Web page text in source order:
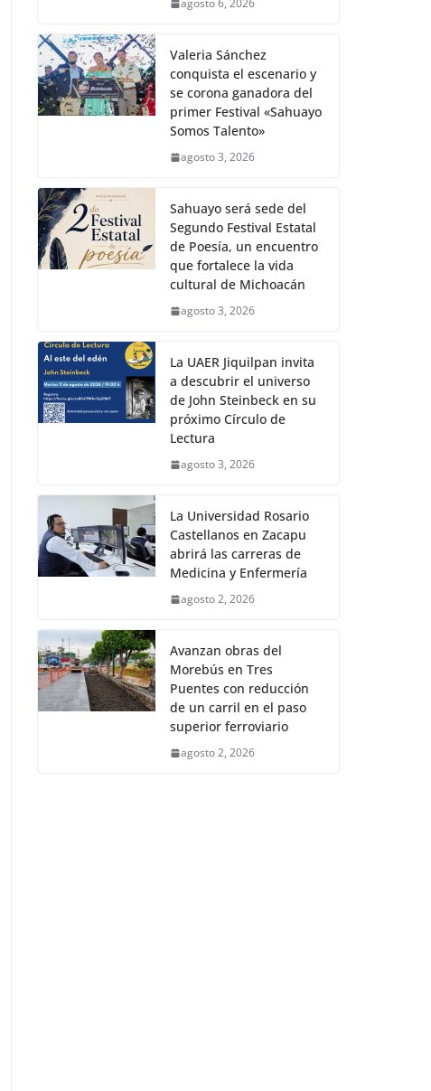
agosto 6, 2026
Valeria Sánchez
conquista el escenario y
se corona ganadora del
primer Festival «Sahuayo
Somos Talento»
agosto 3, 2026
Sahuayo será sede del
Segundo Festival Estatal
de Poesía, un encuentro
que fortalece la vida
cultural de Michoacán
agosto 3, 2026
La UAER Jiquilpan invita
a descubrir el universo
de John Steinbeck en su
próximo Círculo de
Lectura
agosto 3, 2026
La Universidad Rosario
Castellanos en Zacapu
abrirá las carreras de
Medicina y Enfermería
agosto 2, 2026
Avanzan obras del
Morebús en Tres
Puentes con reducción
de un carril en el paso
superior ferroviario
agosto 2, 2026